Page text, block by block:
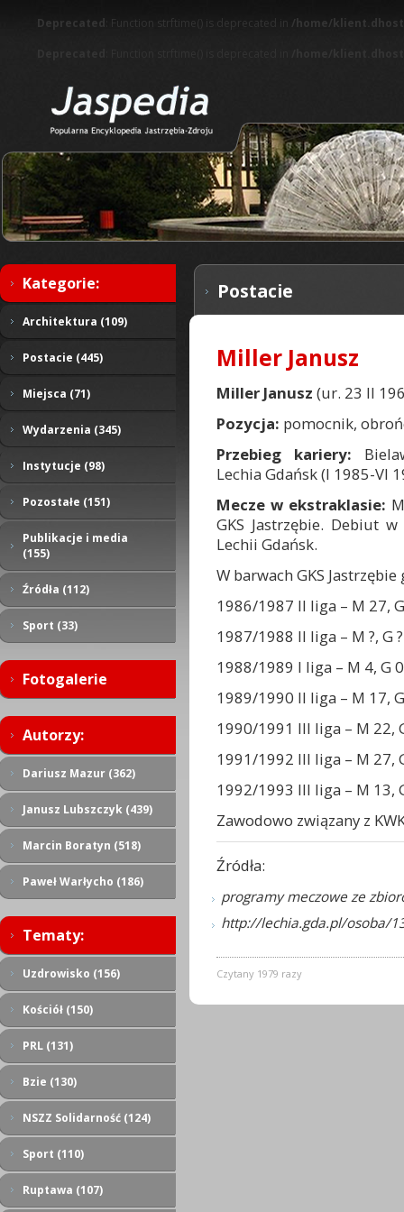
Deprecated : Function strftime() is deprecated in /home/
Kategorie:
Architektura (109)
Postacie (445)
Miejsca (71)
Wydarzenia (345)
Instytucje (98)
Pozostałe (151)
Publikacje i media
(155)
Źródła (112)
Sport (33)
Fotogalerie
Autorzy:
Dariusz Mazur (362)
Janusz Lubszczyk (439)
Marcin Boratyn (518)
Paweł Warłycho (186)
Tematy:
Uzdrowisko (156)
Kościół (150)
PRL (131)
Bzie (130)
NSZZ Solidarność (124)
Sport (110)
Ruptawa (107)
Postacie
Miller Janusz
Miller Janusz (ur. 23 II
Pozycja: pomocnik,
Przebieg kariery:
Lechia Gdańsk (I 1985-VI
Mecze w ekstraklasie:
GKS Jastrzębie. Debiut
Lechii Gdańsk.
W barwach GKS
1986/1987 II liga – M 27,
1987/1988 II liga – M ?, G ?
1988/1989 I liga – M 4, G 0
1989/1990 II liga – M 17,
1990/1991 III liga – M 22,
1991/1992 III liga – M 27,
1992/1993 III liga – M 13,
Zawodowo związany z
Źródła:
programy meczowe ze
http://lechia.gda.pl/osoba/
Czytany 1979 razy